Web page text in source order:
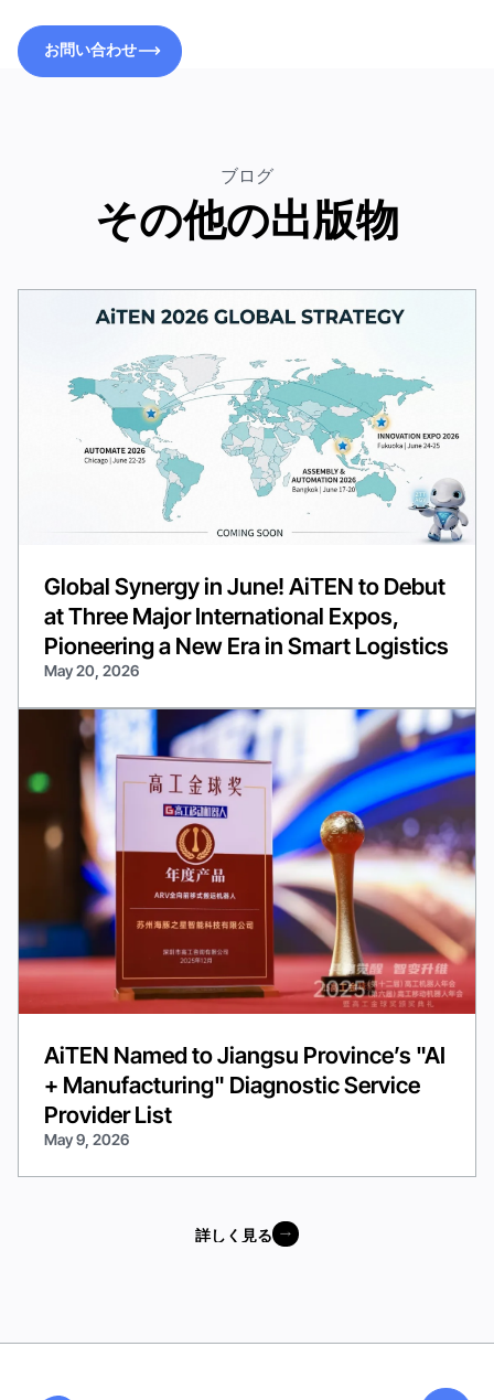
お問い合わせ
ブログ
その他の出版物
Global Synergy in June! AiTEN to Debut
at Three Major International Expos,
Pioneering a New Era in Smart Logistics
May 20, 2026
AiTEN Named to Jiangsu Province’s "AI
+ Manufacturing" Diagnostic Service
Provider List
May 9, 2026
詳しく見る